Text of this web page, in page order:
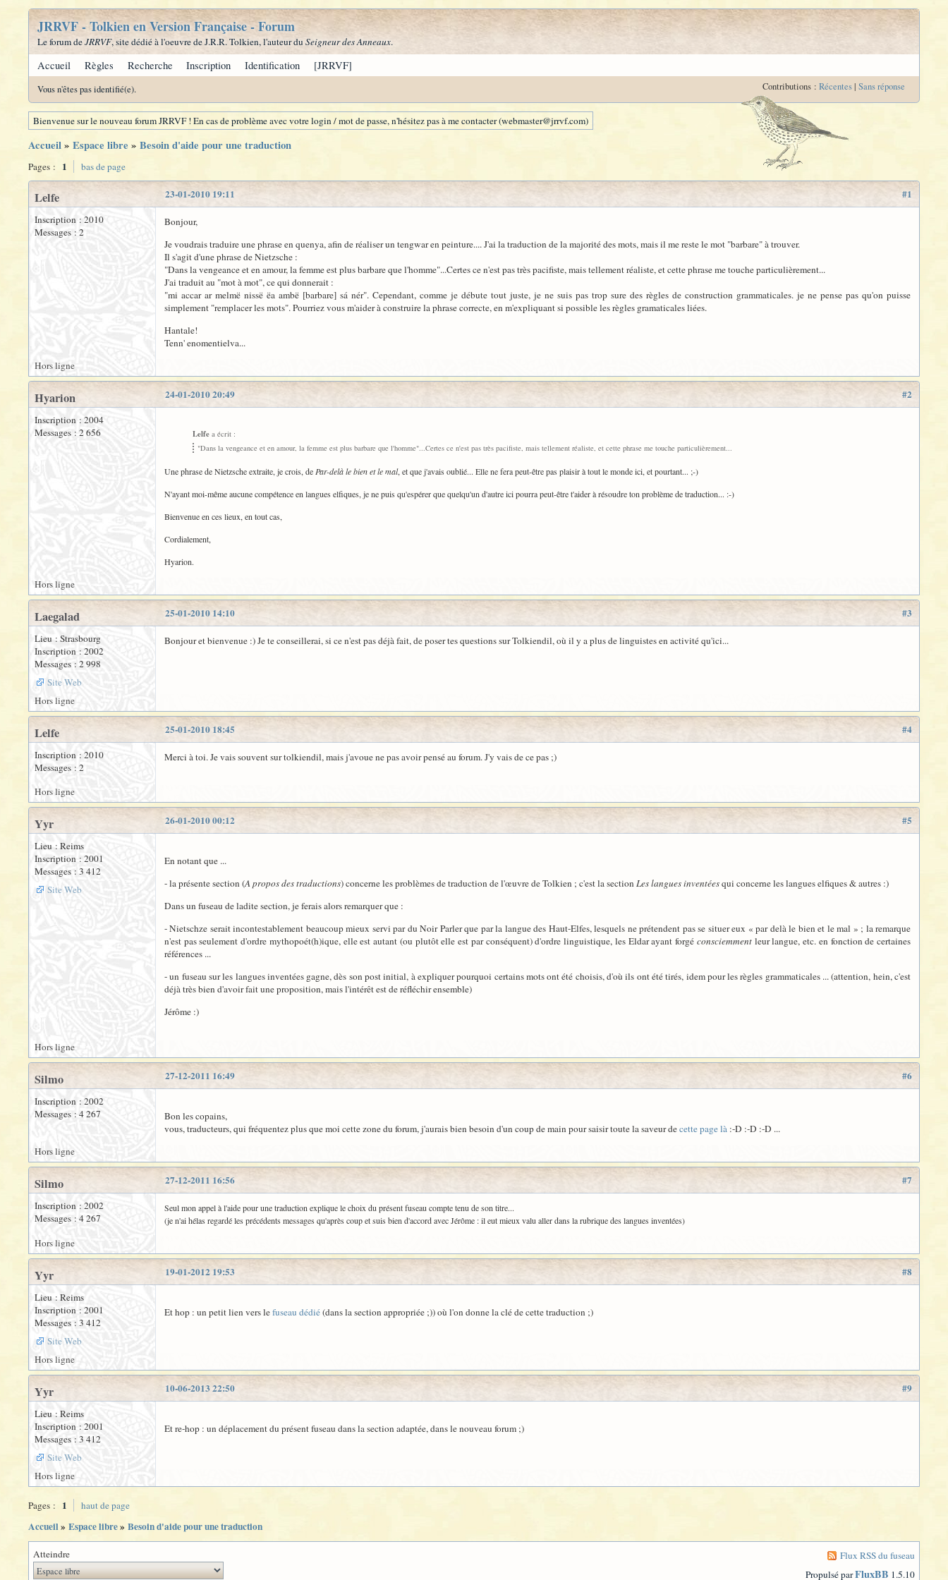
JRRVF - Tolkien en Version Française - Forum
Le forum deJRRVF, site dédié à l'oeuvre de J.R.R. Tolkien, l'auteur du Seigneur des Anneaux.
Accueil Règles Recherche Inscription Identification [JRRVF]
Vous n'êtes pas identifié(e). Contributions : Récentes| Sans réponse
Bienvenue sur le nouveau forum JRRVF ! En cas de problème avec votre login / mot de passe, n'hésitez pas à me contacter (webmaster@jrrvf.com)
Accueil» Espace libre » Besoin d'aide pour une traduction
Pages : 1 bas de page
#1
23-01-2010 19:11
Lelfe
Inscription : 2010
Messages : 2
Bonjour,
Je voudrais traduire une phrase en quenya, afin de réaliser un tengwar en peinture.... J'ai la traduction de la majorité des mots, mais il me reste le mot "barbare" à trouver.
Il s'agit d'une phrase de Nietzsche :
"Dans la vengeance et en amour, la femme est plus barbare que l'homme"...Certes ce n'est pas très pacifiste, mais tellement réaliste, et cette phrase me touche particulièrement...
J'ai traduit au "mot à mot", ce qui donnerait :
"mi accar ar melmë nissë ëa ambë [barbare] sá nér". Cependant, comme je débute tout juste, je ne suis pas trop sure des règles de construction grammaticales. je ne pense pas qu'on puisse
simplement "remplacer les mots". Pourriez vous m'aider à construire la phrase correcte, en m'expliquant si possible les règles gramaticales liées.
Hantale!
Tenn' enomentielva...
Hors ligne
#2
24-01-2010 20:49
Hyarion
Inscription : 2004
Messages : 2 656
Lelfe a écrit :
"Dans la vengeance et en amour, la femme est plus barbare que l'homme"...Certes ce n'est pas très pacifiste, mais tellement réaliste, et cette phrase me touche particulièrement...
Une phrase de Nietzsche extraite, je crois, de Par-delà le bien et le mal, et que j'avais oublié... Elle ne fera peut-être pas plaisir à tout le monde ici, et pourtant... ;-)
N'ayant moi-même aucune compétence en langues elfiques, je ne puis qu'espérer que quelqu'un d'autre ici pourra peut-être t'aider à résoudre ton problème de traduction... :-)
Bienvenue en ces lieux, en tout cas,
Cordialement,
Hyarion.
Hors ligne
#3
25-01-2010 14:10
Laegalad
Lieu : Strasbourg
Inscription : 2002
Messages : 2 998
Site Web
Bonjour et bienvenue :) Je te conseillerai, si ce n'est pas déjà fait, de poser tes questions sur Tolkiendil, où il y a plus de linguistes en activité qu'ici...
Hors ligne
#4
25-01-2010 18:45
Lelfe
Inscription : 2010
Messages : 2
Merci à toi. Je vais souvent sur tolkiendil, mais j'avoue ne pas avoir pensé au forum. J'y vais de ce pas ;)
Hors ligne
#5
26-01-2010 00:12
Yyr
Lieu : Reims
Inscription : 2001
Messages : 3 412
Site Web
En notant que ...
- la présente section (A propos des traductions) concerne les problèmes de traduction de l'œuvre de Tolkien ; c'est la sectionLes langues inventéesqui concerne les langues elfiques & autres :)
Dans un fuseau de ladite section, je ferais alors remarquer que :
- Nietschze serait incontestablement beaucoup mieux servi par du Noir Parler que par la langue des Haut-Elfes, lesquels ne prétendent pas se situer eux « par delà le bien et le mal » ; la remarque
n'est pas seulement d'ordre mythopoét(h)ique, elle est autant (ou plutôt elle est par conséquent) d'ordre linguistique, les Eldar ayant forgé consciemmentleur langue, etc. en fonction de certaines
références ...
- un fuseau sur les langues inventées gagne, dès son post initial, à expliquer pourquoi certains mots ont été choisis, d'où ils ont été tirés, idem pour les règles grammaticales ... (attention, hein, c'est
déjà très bien d'avoir fait une proposition, mais l'intérêt est de réfléchir ensemble)
Jérôme :)
Hors ligne
#6
27-12-2011 16:49
Silmo
Inscription : 2002
Messages : 4 267
Bon les copains,
vous, traducteurs, qui fréquentez plus que moi cette zone du forum, j'aurais bien besoin d'un coup de main pour saisir toute la saveur decette page là :-D :-D :-D ...
Hors ligne
#7
27-12-2011 16:56
Silmo
Inscription : 2002
Messages : 4 267
Seul mon appel à l'aide pour une traduction explique le choix du présent fuseau compte tenu de son titre...
(je n'ai hélas regardé les précédents messages qu'après coup et suis bien d'accord avec Jérôme : il eut mieux valu aller dans la rubrique des langues inventées)
Hors ligne
#8
19-01-2012 19:53
Yyr
Lieu : Reims
Inscription : 2001
Messages : 3 412
Site Web
Et hop : un petit lien vers lefuseau dédié(dans la section appropriée ;)) où l'on donne la clé de cette traduction ;)
Hors ligne
#9
10-06-2013 22:50
Yyr
Lieu : Reims
Inscription : 2001
Messages : 3 412
Site Web
Et re-hop : un déplacement du présent fuseau dans la section adaptée, dans le nouveau forum ;)
Hors ligne
Pages : 1 haut de page
Accueil» Espace libre» Besoin d'aide pour une traduction
Atteindre
Flux RSS du fuseau
Propulsé parFluxBB 1.5.10